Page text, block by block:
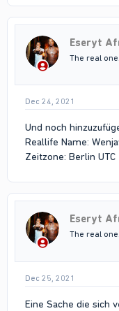
Eseryt
The real one.
Dec 24, 2021
Und noch
Reallife Name:
Zeitzone: Berlin UTC
Eseryt
The real one.
Dec 25, 2021
Eine Sache die sich